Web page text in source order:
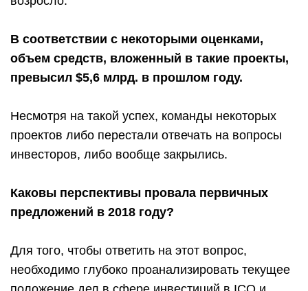
В соответствии с некоторыми оценками,
объем средств, вложенный в такие проекты,
превысил $5,6 млрд. в прошлом году.
Несмотря на такой успех, команды некоторых
проектов либо перестали отвечать на вопросы
инвесторов, либо вообще закрылись.
Каковы перспективы провала первичных
предложений в 2018 году?
Для того, чтобы ответить на этот вопрос,
необходимо глубоко проанализировать текущее